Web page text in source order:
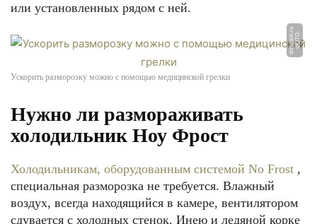
или установленных рядом с ней.
Ф
О
Т
О:
d
o
s
y
a
m.
r
u
Ускорить разморозку можно с помощью медицинской грелки
Нужно ли размораживать
холодильник Ноу Фрост
Холодильникам, оборудованным системой No Frost ,
специальная разморозка не требуется. Влажный
воздух, всегда находящийся в камере, вентилятором
сдувается с холодных стенок. Инею и ледяной корке